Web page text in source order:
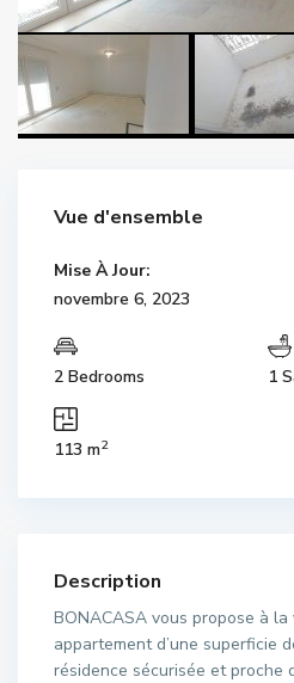
Vue d'ensemble
Mise À Jour:
novembre 6, 2023
2 Bedrooms 1
113 m2
Description
BONACASA vous propose à
appartement d’une superficie
résidence sécurisée et proche